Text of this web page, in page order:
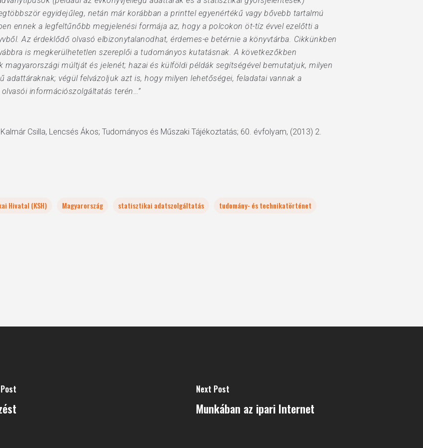
egyidejűleg, netán már korábban a printtel egyenértékű vagy bővebb tartalmú
ennek a legfeltűnőbb megjelenési formája az, hogy a polcokon öt-tíz évvel ezelőtti a
Az érdeklődő olvasó elbizonytalanodhat, érdemes-e betérnie a könyvtárba. Cikkünkben
is megkerülhetetlen szereplői a tudományos kutatásnak. A következőkben
múltját és jelenét; hazai és külföldi példák segítségével bemutatjuk, milyen
adattáraknak; végül felvázoljuk azt is, hogy milyen lehetőségei, feladatai vannak a
információszolgáltatás terén…”
Csilla, Lencsés Ákos; Tudományos és Műszaki Tájékoztatás; 60. évfolyam, (2013) 2.
Hivatal (KSH) Magyarország statisztikai adatszolgáltatás
tudomány- és technikatörténet
Next Post
Munkában az ipari Internet